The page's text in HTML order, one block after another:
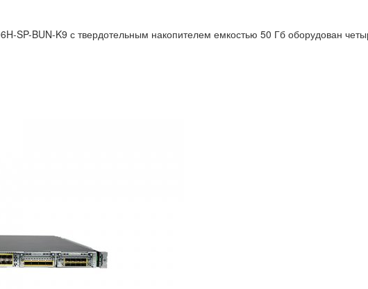
SP-BUN-K9 с твердотельным накопителем емкостью 50 Гб оборудован